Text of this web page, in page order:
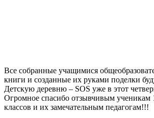
Все собранные учащимися
книги и созданные их руками поделки
Детскую деревню – SOS уже в этот
Огромное спасибо отзывчивым
классов и их замечательным педагогам!!!